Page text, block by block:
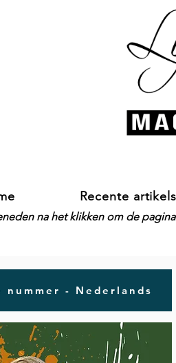
Recente artikels
na het klikken om de
nummer - Nederlands